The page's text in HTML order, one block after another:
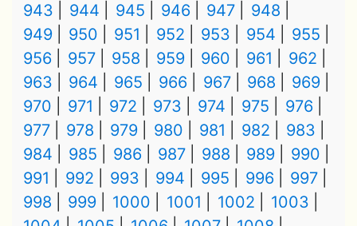
943
944 945 946 947
948
949
950 951 952 953 954
955
956
957 958 959 960 961
962
963
964 965 966 967 968
969
970
971 972 973 974 975
976
977
978 979 980 981 982
983
984
985 986 987 988 989
990
991
992 993 994 995 996
997
998
999 1000 1001 1002
1003